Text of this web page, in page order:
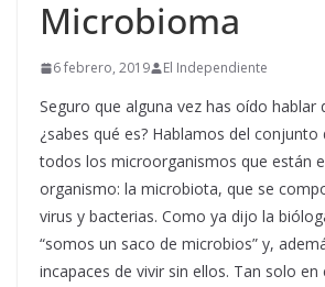
Microbioma
6 febrero, 2019 El Independiente
Seguro que alguna vez has oído hablar
¿sabes qué es? Hablamos del conjunto
todos los microorganismos que están
organismo: la microbiota, que se
virus y bacterias. Como ya dijo la
“somos un saco de microbios” y,
incapaces de vivir sin ellos. Tan solo en